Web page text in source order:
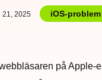
21, 2025 iOS-problem
på